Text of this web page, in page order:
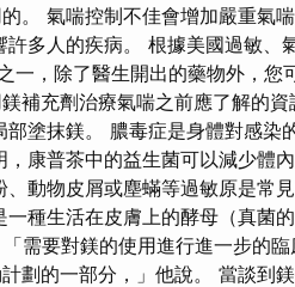
。 氣喘控制不佳會增加嚴重氣
多人的疾病。 根據美國過敏、
，除了醫生開出的藥物外，您
補充劑治療氣喘之前應了解的
塗抹鎂。 膿毒症是身體對感染
康普茶中的益生菌可以減少體
動物皮屑或塵蟎等過敏原是常
種生活在皮膚上的酵母（真菌
需要對鎂的使用進行進一步的
劃的一部分，」他說。 當談到